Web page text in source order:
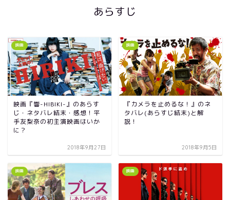
あらすじ
映画
映画『響-HIBIKI-』のあらす
じ・ネタバレ結末・感想！平
手友梨奈の初主演映画はいか
に？
2018年9月27日
映画
『カメラを止めるな！』のネ
タバレ(あらすじ結末)と解
説！
2018年9月5日
映画 映画